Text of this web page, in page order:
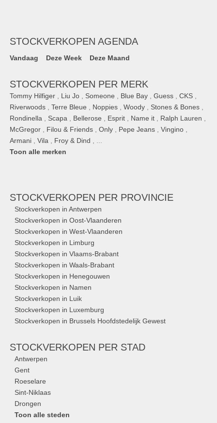
STOCKVERKOPEN AGENDA
Vandaag Deze Week Deze Maand
STOCKVERKOPEN PER MERK
Tommy Hilfiger Liu Jo Someone Blue Bay Guess CKS
Riverwoods
Terre Bleue Noppies Woody Stones & Bones
Rondinella
Scapa Bellerose Esprit Name it Ralph Lauren
McGregor
Filou & Friends Only Pepe Jeans Vingino
Armani
Vila Froy & Dind
Toon alle merken
STOCKVERKOPEN PER PROVINCIE
Stockverkopen in Antwerpen
Stockverkopen in Oost-Vlaanderen
Stockverkopen in West-Vlaanderen
Stockverkopen in Limburg
Stockverkopen in Vlaams-Brabant
Stockverkopen in Waals-Brabant
Stockverkopen in Henegouwen
Stockverkopen in Namen
Stockverkopen in Luik
Stockverkopen in Luxemburg
Stockverkopen in Brussels Hoofdstedelijk Gewest
STOCKVERKOPEN PER STAD
Antwerpen
Gent
Roeselare
Sint-Niklaas
Drongen
Toon alle steden